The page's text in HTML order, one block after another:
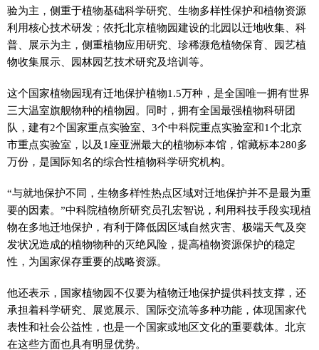
验为主，侧重于植物基础科学研究、生物多样性保护和植物资源
利用核心技术研发；依托北京植物园建设的北园以迁地收集、科
普、展示为主，侧重植物应用研究、珍稀濒危植物保育、园艺植
物收集展示、园林园艺技术研究及培训等。
这个国家植物园现有迁地保护植物1.5万种，是全国唯一拥有世界
三大温室旗舰物种的植物园。同时，拥有全国最强植物科研团
队，建有2个国家重点实验室、3个中科院重点实验室和1个北京
市重点实验室，以及1座亚洲最大的植物标本馆，馆藏标本280多
万份，是国际知名的综合性植物科学研究机构。
“与就地保护不同，生物多样性热点区域对迁地保护并不是最为重
要的因素。”中科院植物所研究员孔宏智说，利用科技手段实现植
物在多地迁地保护，有利于降低因区域自然灾害、极端天气及突
发状况造成的植物物种的灭绝风险，提高植物资源保护的稳定
性，为国家保存重要的战略资源。
他还表示，国家植物园不仅要为植物迁地保护提供科技支撑，还
承担着科学研究、展览展示、国际交流等多种功能，体现国家代
表性和社会公益性，也是一个国家或地区文化的重要载体。北京
在这些方面也具有明显优势。